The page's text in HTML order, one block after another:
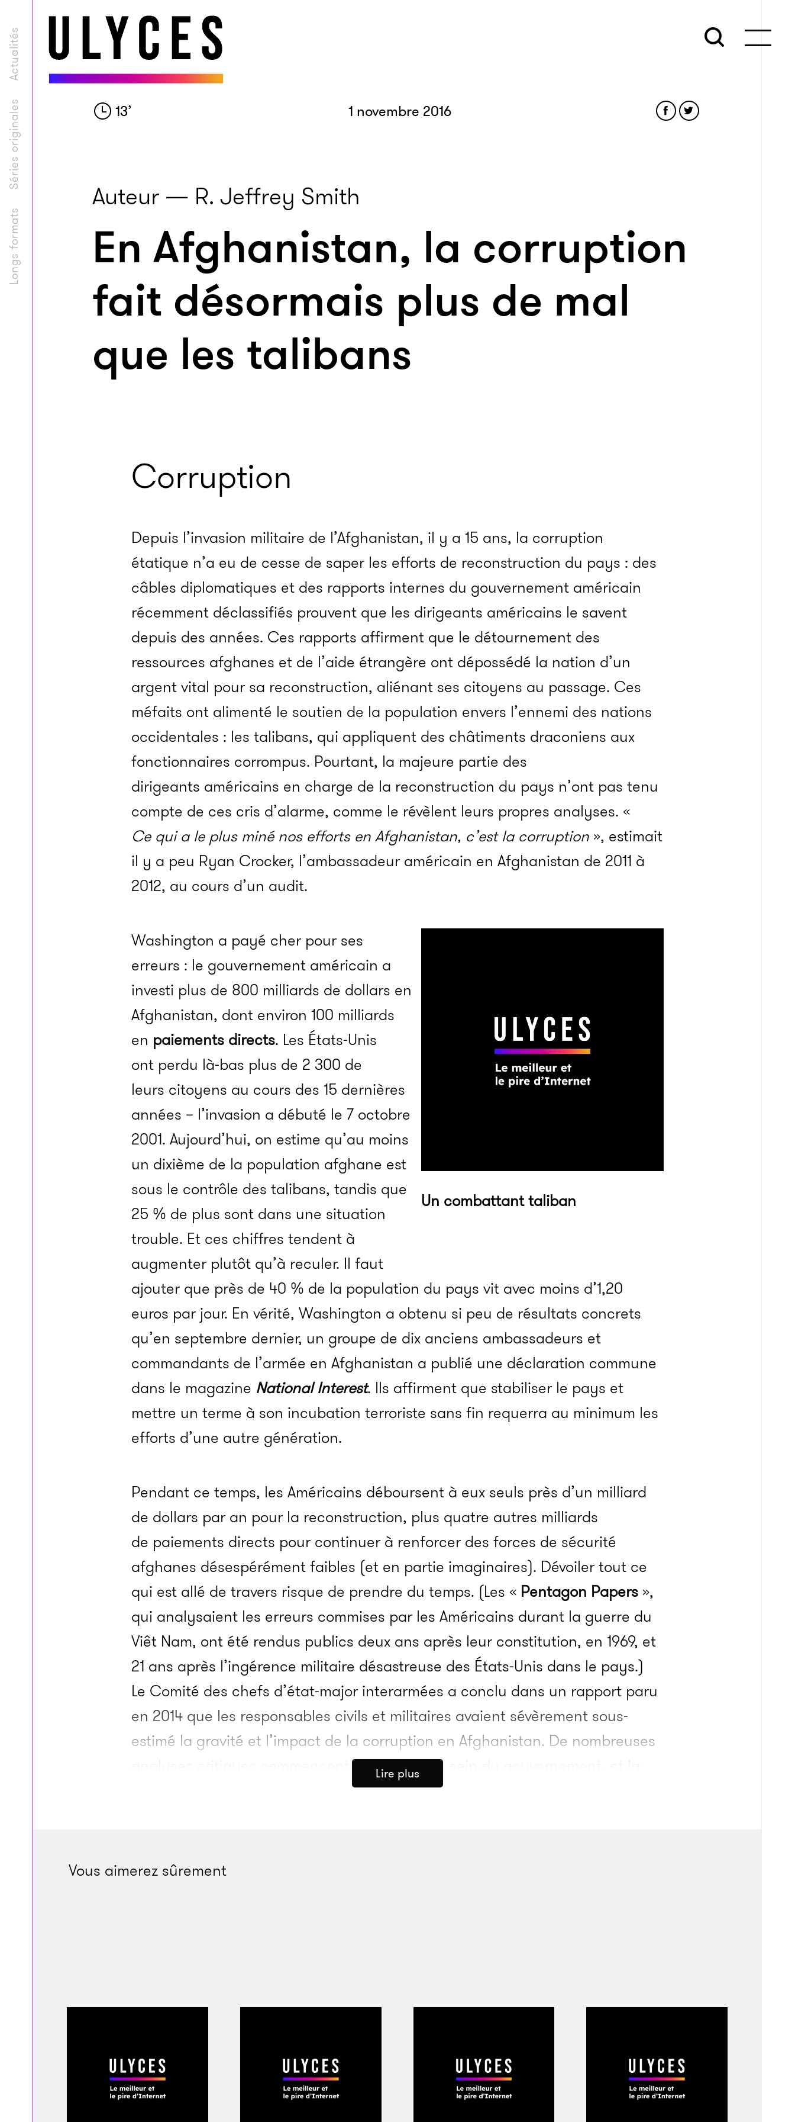
Longs formats
Séries originales
Actualités
13’ 1 novembre 2016
Auteur — R. Jeffrey Smith
En Afghanistan, la corruption
fait désormais plus de mal
que les talibans
Corruption
Depuis l’invasion militaire de l’Afghanistan, il y a 15 ans, la corruption
étatique n’a eu de cesse de saper les efforts de reconstruction du pays : des
câbles diplomatiques et des rapports internes du gouvernement américain
récemment déclassifiés prouvent que les dirigeants américains le savent
depuis des années. Ces rapports affirment que le détournement des
ressources afghanes et de l’aide étrangère ont dépossédé la nation d’un
argent vital pour sa reconstruction, aliénant ses citoyens au passage. Ces
méfaits ont alimenté le soutien de la population envers l’ennemi des nations
occidentales : les talibans, qui appliquent des châtiments draconiens aux
fonctionnaires corrompus. Pourtant, la majeure partie des
dirigeants américains en charge de la reconstruction du pays n’ont pas tenu
compte de ces cris d’alarme, comme le révèlent leurs propres analyses. «
Cequi a le plus miné nos efforts en Afghanistan, c’est la corruption», estimait
il y a peu Ryan Crocker, l’ambassadeur américain en Afghanistan de 2011 à
2012, au cours d’un audit.
Un combattant taliban
Washington a payé cher pour ses
erreurs : le gouvernement américain a
investi plus de 800 milliards de dollars en
Afghanistan, dont environ 100 milliards
en paiements directs. Les États-Unis
ont perdu là-bas plus de 2 300 de
leurs citoyens au cours des 15 dernières
années – l’invasion a débuté le 7 octobre
2001. Aujourd’hui, on estime qu’au moins
un dixième de la population afghane est
sous le contrôle des talibans, tandis que
25 % de plus sont dans une situation
trouble. Et ces chiffres tendent à
augmenter plutôt qu’à reculer. Il faut
ajouter que près de 40 % de la population du pays vit avec moins d’1,20
euros par jour. En vérité, Washington a obtenu si peu de résultats concrets
qu’en septembre dernier, un groupe de dix anciens ambassadeurs et
commandants de l’armée en Afghanistan a publié une déclaration commune
dans le magazine National Interest. Ils affirment que stabiliser le pays et
mettre un terme à son incubation terroriste sans fin requerra au minimum les
efforts d’une autre génération.
Pendant ce temps, les Américains déboursent à eux seuls près d’un milliard
de dollars par an pour la reconstruction, plus quatre autres milliards
de paiements directs pour continuer à renforcer des forces de sécurité
afghanes désespérément faibles (et en partie imaginaires). Dévoiler tout ce
qui est allé de travers risque de prendre du temps. (Les « Pentagon Papers»,
qui analysaient les erreurs commises par les Américains durant la guerre du
Viêt Nam, ont été rendus publics deux ans après leur constitution, en 1969, et
21 ans après l’ingérence militaire désastreuse des États-Unis dans le pays.)
Le Comité des chefs d’état-major interarmées a conclu dans un rapport paru
en 2014 que les responsables civils et militaires avaient sévèrement sous-
estimé la gravité et l’impact de la corruption en Afghanistan. De nombreuses
analyses critiques commencent à émerger au sein du gouvernement, et la
plus récente montre du doigt l’administration Obama – particulièrement le
affirme que tout en essayant de stabiliser le pays, ces institutions n’ont fait
ne pouvait raisonnablement en absorber. Leurs organisations d’aide
qu’à la façon dont il l’était. En raison des courtes périodes de déploiement
militaire et du turnover important aux postes de direction civils, personne à
Lire plus
Vous aimerez sûrement